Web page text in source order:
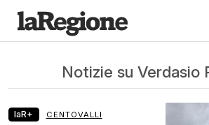
Notizie su Verdasio
laR+ CENTOVALLI